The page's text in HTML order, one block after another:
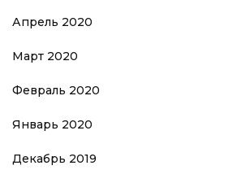
Апрель 2020
Март 2020
Февраль 2020
Январь 2020
Декабрь 2019